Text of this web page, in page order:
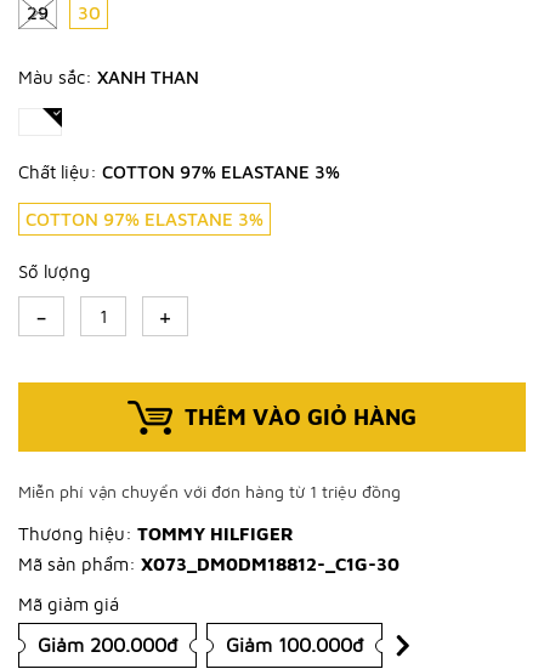
29 30
Màu sắc: XANH THAN
Chất liệu: COTTON 97% ELASTANE 3%
COTTON 97% ELASTANE 3%
Số lượng
- +
THÊM VÀO GIỎ HÀNG
Miễn phí vận chuyển với đơn hàng từ 1 triệu đồng
Thương hiệu: TOMMY HILFIGER
Mã sản phẩm: X073_DM0DM18812-_C1G-30
Mã giảm giá
Giảm 200.000đ Giảm 100.000đ